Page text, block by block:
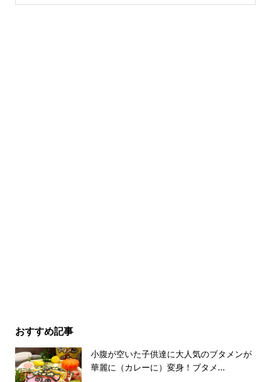
おすすめ記事
小腹が空いた子供達に大人気のブタメンが
華麗に（カレーに）変身！ブタメ...